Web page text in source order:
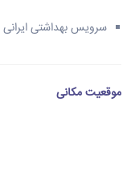
سرویس بهداشتی ایرانی
موقعیت مکانی